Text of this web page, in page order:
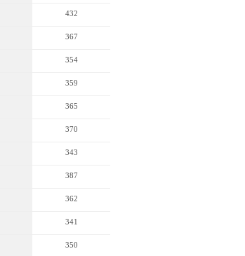
432
367
354
359
365
370
343
387
362
341
350